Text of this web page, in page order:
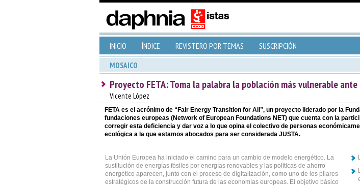
INICIO ÍNDICE REVISTERO POR TEMAS SUSCRIPCIÓN
MOSAICO
Proyecto FETA: Toma la palabra la población más vulnerable
Vicente López
FETA es el acrónimo de “Fair Energy Transition for All”, un proyecto liderado por la
fundaciones europeas (Network of European Foundations NET) que cuenta con la
corregir esta deficiencia y dar voz a lo que opina el colectivo de personas
ecológica a la que estamos abocados para ser considerada JUSTA.
La Unión Europea ha iniciado el camino para un cambio de modelo energético. La
sustitución de energías fósiles por energías renovables y las políticas de ahorro
energético aparecen, junto con el proceso de digitalización, como uno de los pilares
estratégicos de la construcción futura de las economías europeas. El objetivo básico